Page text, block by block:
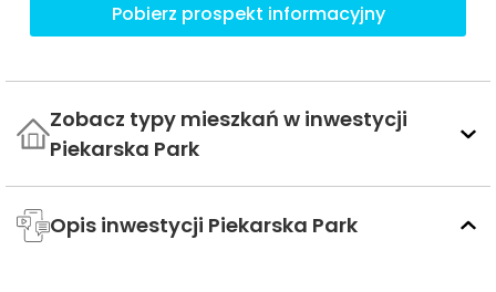
Pobierz prospekt informacyjny
Zobacz typy mieszkań w inwestycji
Piekarska Park
Opis inwestycji Piekarska Park